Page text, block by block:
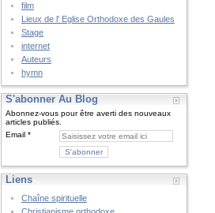
film
Lieux de l' Eglise Orthodoxe des Gaules
Stage
internet
Auteurs
hymn
S'abonner Au Blog
Abonnez-vous pour être averti des nouveaux
articles publiés.
Email
Liens
Chaîne spirituelle